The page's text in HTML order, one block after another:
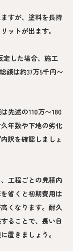
すが、塗料を長持
ットが出ます。
定した場合、施工
額は約37万5千円〜
先述の110万〜180
年数や下地の劣化
訳を確認しましょ
工程ごとの見積内
省くと初期費用は
くなります。耐久
ることで、長い目
置きましょう。